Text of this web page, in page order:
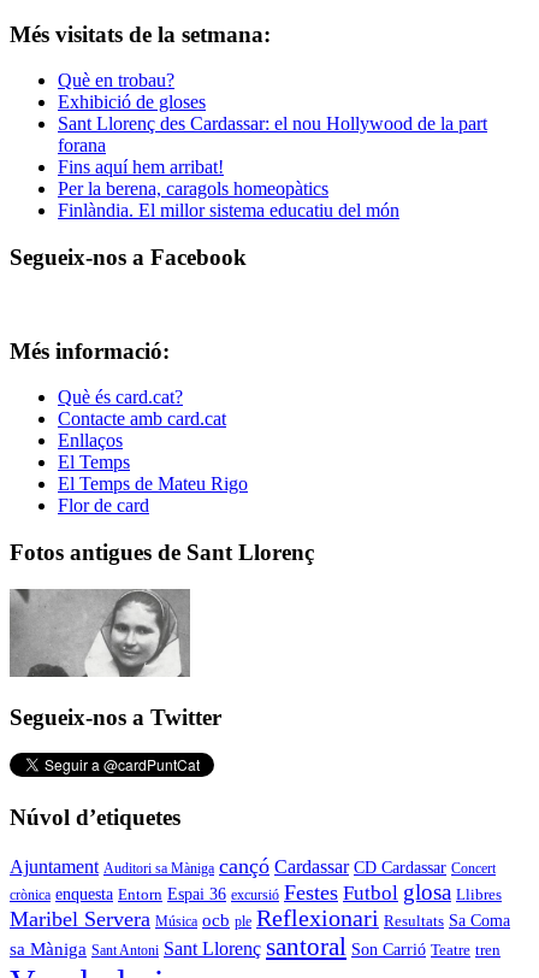
Més visitats de la setmana:
Què en trobau?
Exhibició de gloses
Sant Llorenç des Cardassar: el nou Hollywood de la part
forana
Fins aquí hem arribat!
Per la berena, caragols homeopàtics
Finlàndia. El millor sistema educatiu del món
Segueix-nos a Facebook
Més informació:
Què és card.cat?
Contacte amb card.cat
Enllaços
El Temps
El Temps de Mateu Rigo
Flor de card
Fotos antigues de Sant Llorenç
Segueix-nos a Twitter
Núvol d’etiquetes
Ajuntament Auditori sa Màniga cançó Cardassar CD Cardassar Concert
crònica enquesta Entorn Espai 36 excursió Festes Futbol glosa Llibres
Maribel Servera Música ocb ple Reflexionari Resultats Sa Coma
sa Màniga Sant Antoni Sant Llorenç santoral Son Carrió Teatre tren